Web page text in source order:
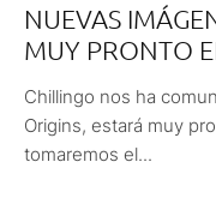
NUEVAS
MUY PRONTO
Chillingo nos ha
Origins, estará muy
tomaremos el...